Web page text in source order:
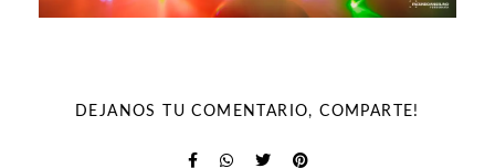
DEJANOS TU COMENTARIO, COMPARTE!